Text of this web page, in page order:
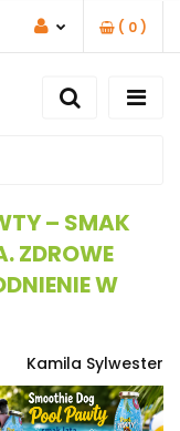
SIĘ
( 0 )
– SMAK
ZDROWE
W
Kamila Sylwester